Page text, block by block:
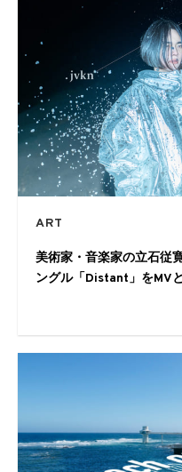
ART
美術家・音楽家の立石従
ングル「Distant」をMV